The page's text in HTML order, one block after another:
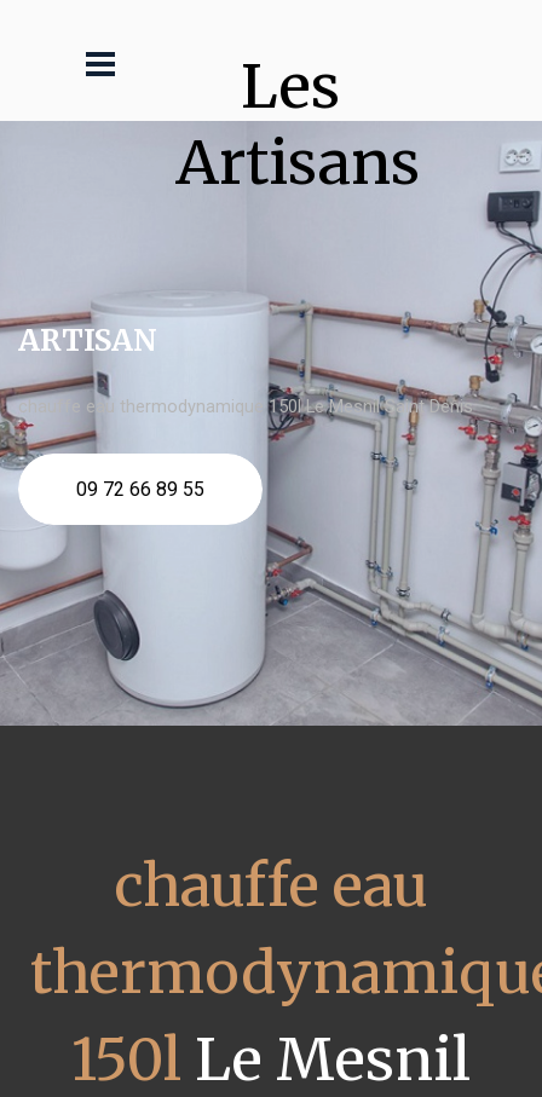
Les
Artisans
ARTISAN
chauffe eau thermodynamique 150l Le Mesnil Saint Denis
09 72 66 89 55
chauffe eau
150l Le Mesnil